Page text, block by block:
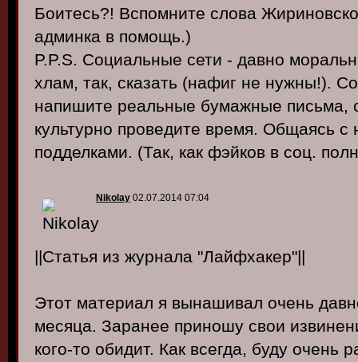
Боитесь?! Вспомните слова
админка в помощь.)
P.P.S. Социальные сети - давно
хлам, так, сказать (нафиг не нужны!).
напишите реальные бумажные письма,
культурно проведите время. Общаясь
подделками. (Так, как фэйков в соц.
Nikolay 02.07.2014 07:04
||Статья из журнала "Лайфхакер"||
Этот материал я вынашивал очень
месяца. Заранее приношу свои
кого-то обидит. Как всегда, буду очень